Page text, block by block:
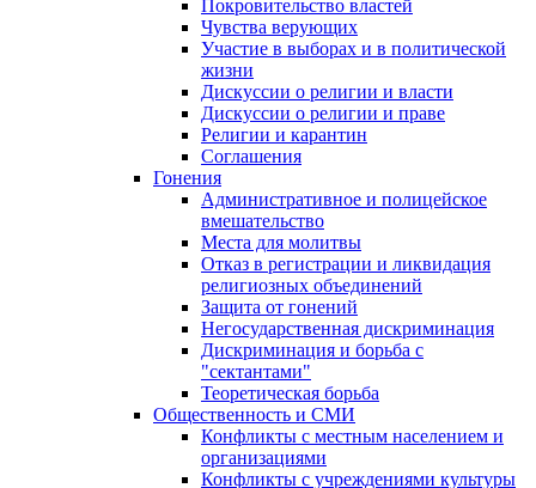
Покровительство властей
Чувства верующих
Участие в выборах и в политической
жизни
Дискуссии о религии и власти
Дискуссии о религии и праве
Религии и карантин
Соглашения
Гонения
Административное и полицейское
вмешательство
Места для молитвы
Отказ в регистрации и ликвидация
религиозных объединений
Защита от гонений
Негосударственная дискриминация
Дискриминация и борьба с
"сектантами"
Теоретическая борьба
Общественность и СМИ
Конфликты с местным населением и
организациями
Конфликты с учреждениями культуры